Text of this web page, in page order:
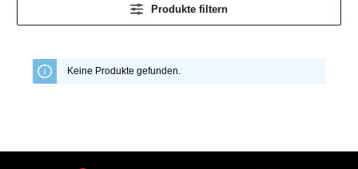
Produkte filtern
Keine Produkte gefunden.